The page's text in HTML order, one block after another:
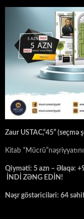
Zaur USTAC,“45” (seçmə
Kitab
Qiyməti: 5 azn – Əlaqə:
İNDİ ZƏNG EDİN!
Nəşr göstəriciləri: 64